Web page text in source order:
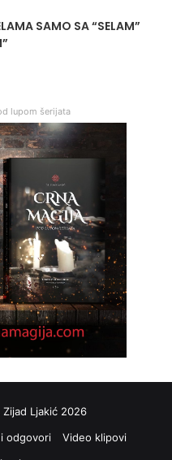
SAMO SA “SELAM”
lupom šerijata
Ljakić 2026
odgovori
Video klipovi